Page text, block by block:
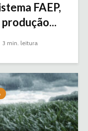
FAEP,
3 min. leitura